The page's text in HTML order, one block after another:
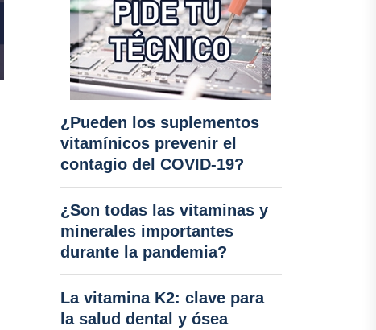
¿Pueden los suplementos
vitamínicos prevenir el
contagio del COVID-19?
¿Son todas las vitaminas y
minerales importantes
durante la pandemia?
La vitamina K2: clave para
la salud dental y ósea